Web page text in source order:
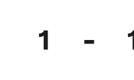
1 - 1